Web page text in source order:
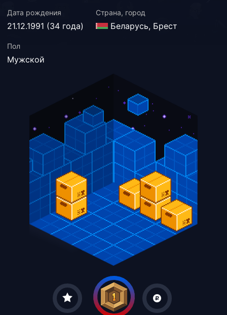
Дата рождения
21.12.1991 (34 года)
Страна, город
Беларусь, Брест
Пол
Мужской